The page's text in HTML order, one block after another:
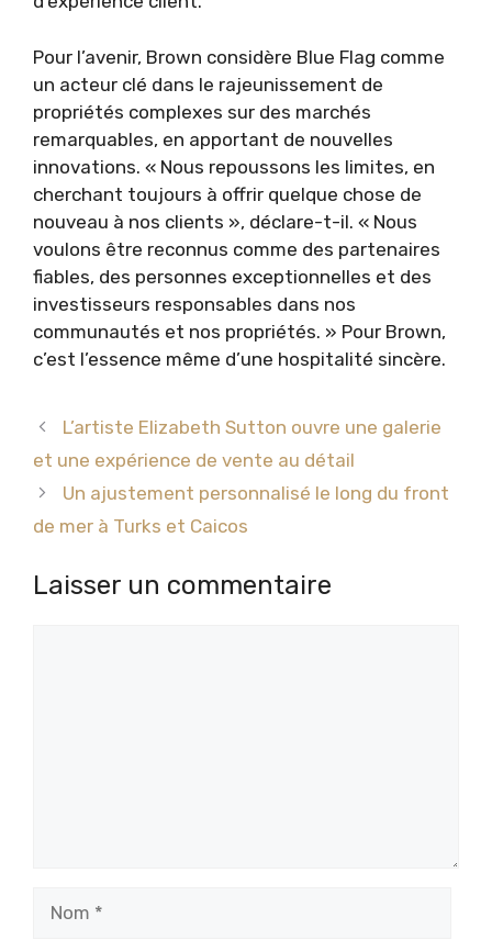
Pour l’avenir, Brown considère Blue Flag comme
un acteur clé dans le rajeunissement de
propriétés complexes sur des marchés
remarquables, en apportant de nouvelles
innovations. « Nous repoussons les limites, en
cherchant toujours à offrir quelque chose de
nouveau à nos clients », déclare-t-il. « Nous
voulons être reconnus comme des partenaires
fiables, des personnes exceptionnelles et des
investisseurs responsables dans nos
communautés et nos propriétés. » Pour Brown,
c’est l’essence même d’une hospitalité sincère.
L’artiste Elizabeth Sutton ouvre une galerie
et une expérience de vente au détail
Un ajustement personnalisé le long du front
de mer à Turks et Caicos
Laisser un commentaire